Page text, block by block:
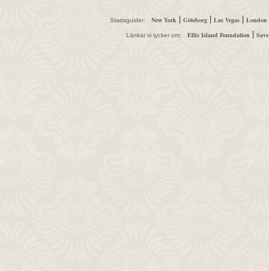
Stadsguider: New York | Göteborg| Las Vegas| London
Länkar vi tycker om: Ellis Island Foundation |